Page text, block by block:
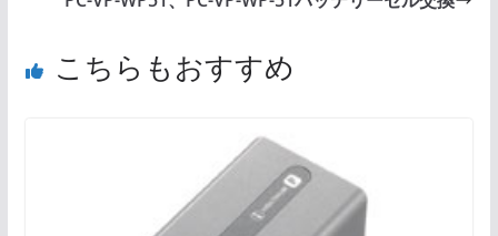
こちらもおすすめ